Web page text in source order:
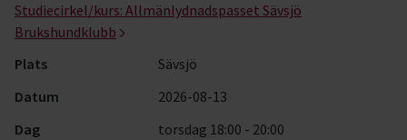
Studiecirkel/kurs: Allmänlydnadspasset Sävsjö
Brukshundklubb
Plats
Sävsjö
Datum
2026-08-13
Dag
torsdag 18:00 - 20:00